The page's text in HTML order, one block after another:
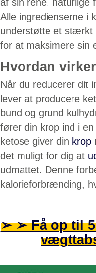
af sin rene, naturlige
Alle ingredienserne i
understøtte et stærkt
for at maksimere sin
Hvordan
Når du reducerer dit
lever at producere
bund og grund
fører din krop ind i
ketose giver din krop
det muligt for dig at
udmattet. Denne
kalorieforbrænding,
➢ ➢ Få op til